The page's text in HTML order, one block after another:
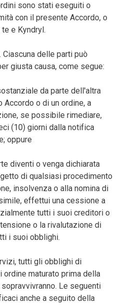
sono stati eseguiti o
con il presente Accordo, o
e Kyndryl.
delle parti può
giusta causa, come segue:
da parte dell'altra
o di un ordine, a
se possibile rimediare,
(10) giorni dalla notifica
oppure
diventi o venga dichiarata
di qualsiasi procedimento
insolvenza o alla nomina di
effettui una cessione a
tutti i suoi creditori o
o la rivalutazione di
i suoi obblighi.
tutti gli obblighi di
maturato prima della
Le seguenti
anche a seguito della